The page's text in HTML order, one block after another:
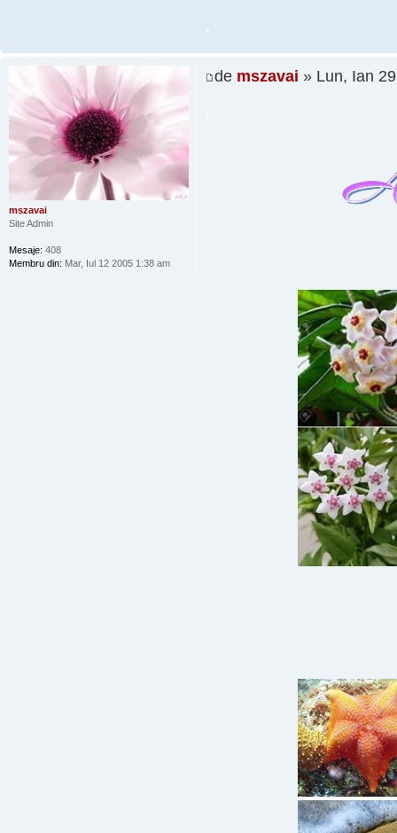
.
de mszavai » Lun, Ian
mszavai
Site Admin
Mesaje: 408
Membru din: Mar, Iul 12 2005 1:38 am